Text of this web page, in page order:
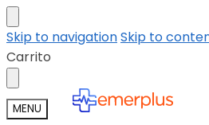
Skip to navigationSkip to
Carrito
MENU